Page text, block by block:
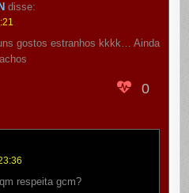
disse:
gostos estranhos kkkk… Ainda
0
respeita gcm?